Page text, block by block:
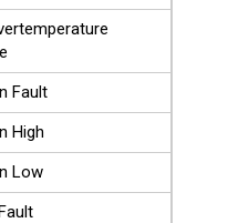
Fault
High
Low